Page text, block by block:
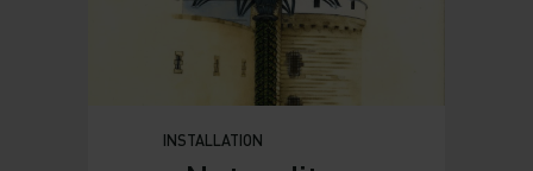
INSTALLATION